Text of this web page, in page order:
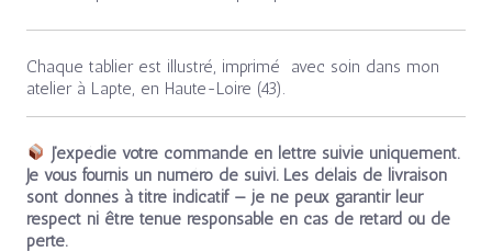
Chaque tablier est illustré, imprimé avec soin dans mon
atelier à Lapte, en Haute-Loire (43).
J’expédie votre commande en lettre suivie uniquement.
Je vous fournis un numéro de suivi. Les délais de livraison
sont donnés à titre indicatif — je ne peux garantir leur
respect ni être tenue responsable en cas de retard ou de
perte.